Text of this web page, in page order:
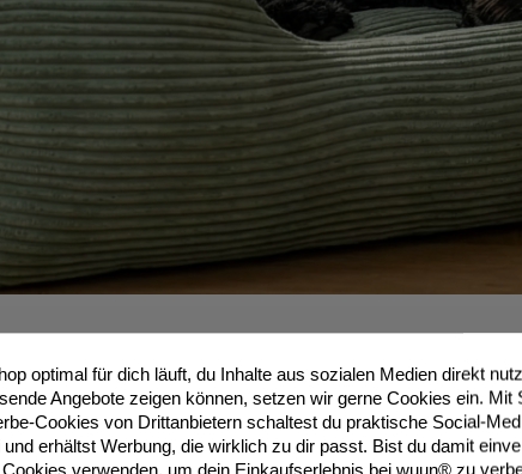
optimal für dich läuft, du Inhalte aus sozialen Medien direkt
Angebote zeigen können, setzen wir gerne Cookies ein. Mit
Cookies von Drittanbietern schaltest du praktische Social-
und erhältst Werbung, die wirklich zu dir passt. Bist du damit
verwenden, um dein Einkaufserlebnis bei wuun® zu